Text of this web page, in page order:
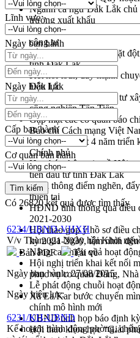
Ngành cá ngừ Đắk Lắk
trường xuất khẩu
Diễn đàn Kinh tế tư nhân
công tư
Đề án 06 tạo bước ngoặt
tỉnh Đắk Lắk
Kết nối tour, đẩy mạnh
Đắk Lắk
Khởi động Dự án Đầu tư
công nghiệp Tân Tiến
Gặp mặt các cơ quan báo
Báo chí Cách mạng Việt
Đắk Lắk sơ kết 4 năm triển
Chính phủ
Họp báo thông tin về Hội
tiến đầu tư tỉnh Đắk Lắk
Khơi thông điểm nghẽn,
thiên tai
HĐND tỉnh thông qua điều
2021-2030
Hội thảo góp ý hồ sơ điều
kỳ 2021-2030, tầm nhìn
Nâng cao hiệu quả hoạt
Hội nghị triển khai kết nối
phục vụ cơ quan Đảng,
Lễ phát động chuỗi hoạt
Xã Ea Kar bước chuyển
chính mô hình mới
UBND tỉnh họp báo định
Hội thảo khoa học “Giải
Lĩnh vực
Ngày ban hành
Ngày hiệu lực
Cấp ban hành
Cơ quan ban hành
Có 26820kết quả được tìm thấy
6234/UBND-VHXH
V/v Tham gia Ngày hội Khơi
Bản PDF
Tải về
Ngày ban hành:27/08/2015
Ngày hiệu lực:
6231/KH-UBND
Kế hoạch hành động phòng,